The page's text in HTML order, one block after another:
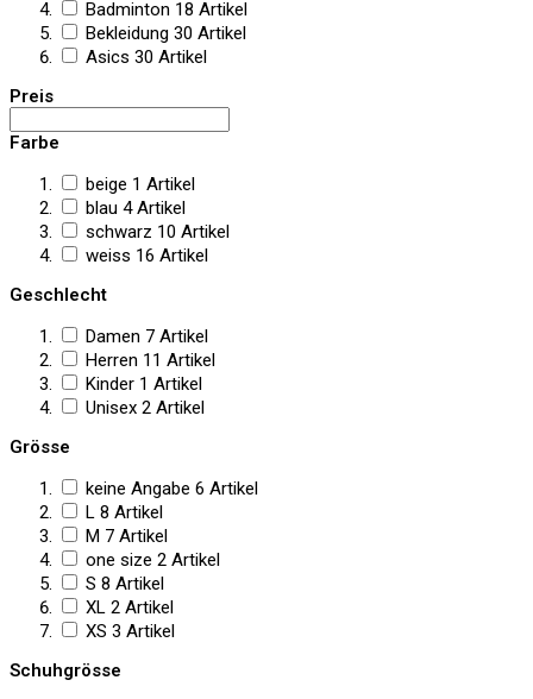
Badminton 18 Artikel
Bekleidung 30 Artikel
Asics 30 Artikel
Preis
Farbe
beige 1 Artikel
blau 4Artikel
schwarz 10 Artikel
weiss 16 Artikel
Geschlecht
Damen 7 Artikel
Herren 11 Artikel
Kinder 1 Artikel
Unisex 2 Artikel
Grösse
keine Angabe 6 Artikel
L 8 Artikel
M 7 Artikel
one size 2 Artikel
S 8 Artikel
XL 2 Artikel
XS 3 Artikel
Schuhgrösse